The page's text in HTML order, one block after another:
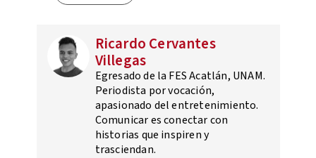
Ricardo Cervantes
Villegas
Egresado de la FES Acatlán, UNAM.
Periodista por vocación,
apasionado del entretenimiento.
Comunicar es conectar con
historias que inspiren y
trasciendan.